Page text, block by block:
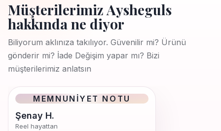
Müşterilerimiz Aysheguls
hakkında ne diyor
Biliyorum aklınıza takılıyor. Güvenilir mi? Ürünü
gönderir mi? İade Değişim yapar mı? Bizi
müşterilerimiz anlatsın
MEMNUNIYET NOTU
Şenay H.
Reel hayattan